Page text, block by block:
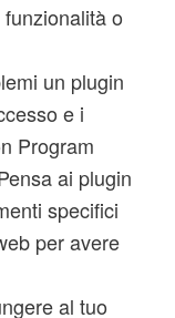
o
un plugin
e i
Program
ai plugin
specifici
per avere
al tuo